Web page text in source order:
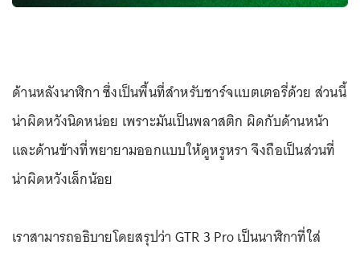
ด้านหลังนาฬิกา ซึ่งเป็นพื้นที่สำหรับชาร์จแบตเตอรี่ด้วย ส่วนนี้
น่าผิดหวังนิดหน่อย เพราะมันเป็นพลาสติก ผิดกับด้านหน้า
และด้านข้างที่พยายามออกแบบให้ดูหรูหรา จึงถือเป็นส่วนที่
น่าผิดหวังเล็กน้อย
เราสามารถอธิบายโดยสรุปว่า GTR 3 Pro เป็นนาฬิกาที่ใส่